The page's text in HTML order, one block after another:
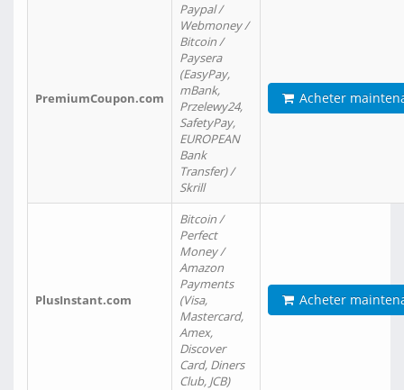
PremiumCoupon.com
Paypal /
Webmoney /
Bitcoin /
Paysera
(EasyPay,
mBank,
Przelewy24,
SafetyPay,
EUROPEAN
Bank
Transfer) /
Skrill
Acheter
PlusInstant.com
Bitcoin /
Perfect
Money /
Amazon
Payments
(Visa,
Mastercard,
Amex,
Discover
Card, Diners
Club, JCB)
Acheter